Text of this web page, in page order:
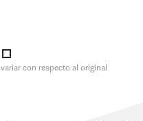
con respecto al original